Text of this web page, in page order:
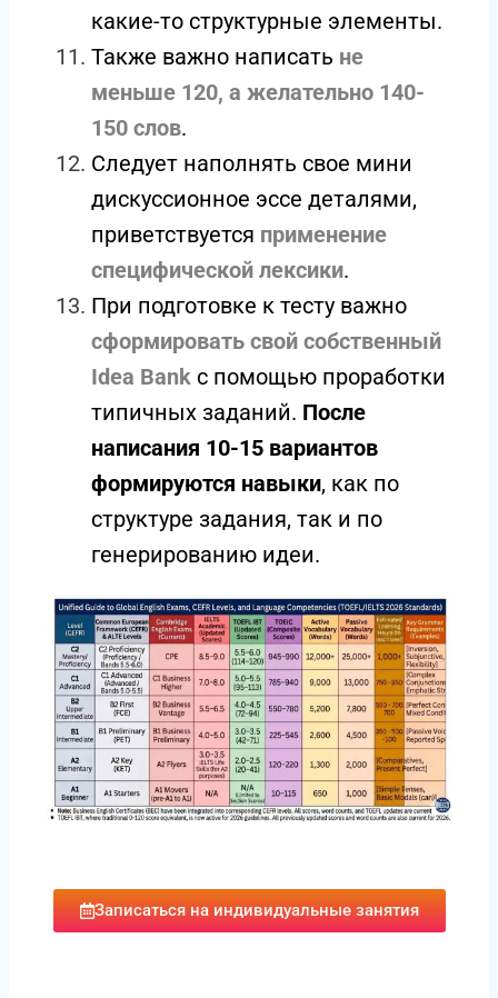
какие-то структурные элементы.
Также важно написать не
меньше 120, а желательно 140-
150 слов.
Следует наполнять свое мини
дискуссионное эссе деталями,
приветствуется применение
специфической лексики.
При подготовке к тесту важно
сформировать свой собственный
Idea Bank с помощью проработки
типичных заданий. После
написания 10-15 вариантов
формируются навыки, как по
структуре задания, так и по
генерированию идеи.
Записаться на индивидуальные занятия